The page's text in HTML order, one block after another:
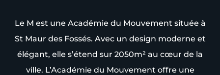
Le M est une Académie du Mouvement située à
St Maur des Fossés. Avec un design moderne et
élégant, elle s’étend sur 2050m² au cœur de la
ville. L’Académie du Mouvement offre une